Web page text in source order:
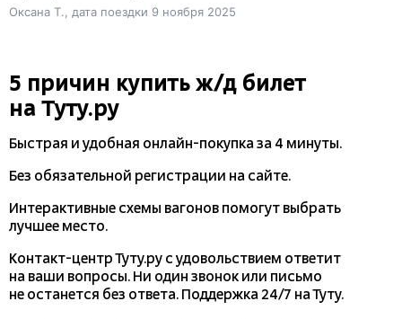
Оксана Т., дата поездки 9 ноября 2025
5 причин купить ж/д билет
на Туту.ру
Быстрая и удобная онлайн-покупказа 4 минуты.
Без обязательной регистрации на сайте.
Интерактивные схемы вагонов помогут выбрать
лучшее место.
Контакт-центр Туту.ру с удовольствием ответит
на ваши вопросы. Ни один звонок или письмо
не останется без ответа. Поддержка 24/7 на Туту.